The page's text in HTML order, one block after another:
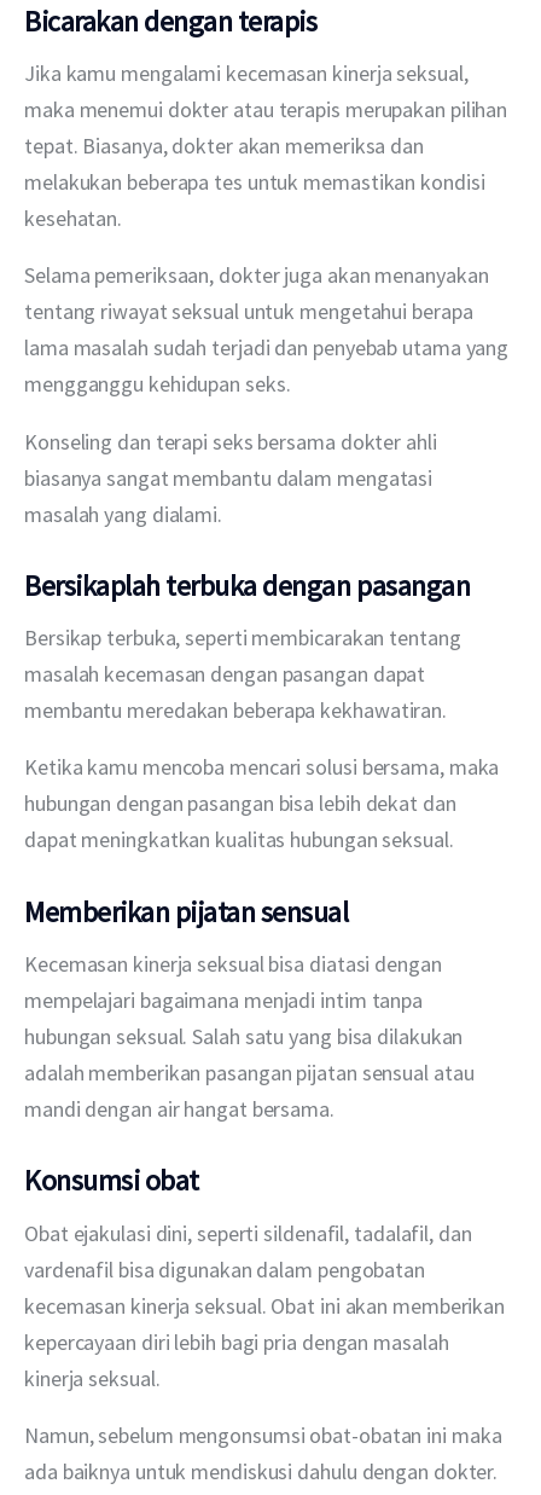
Bicarakan dengan terapis
Jika kamu mengalami kecemasan kinerja seksual,
maka menemui dokter atau terapis merupakan pilihan
tepat. Biasanya, dokter akan memeriksa dan
melakukan beberapa tes untuk memastikan kondisi
kesehatan.
Selama pemeriksaan, dokter juga akan menanyakan
tentang riwayat seksual untuk mengetahui berapa
lama masalah sudah terjadi dan penyebab utama yang
mengganggu kehidupan seks.
Konseling dan terapi seks bersama dokter ahli
biasanya sangat membantu dalam mengatasi
masalah yang dialami.
Bersikaplah terbuka dengan pasangan
Bersikap terbuka, seperti membicarakan tentang
masalah kecemasan dengan pasangan dapat
membantu meredakan beberapa kekhawatiran.
Ketika kamu mencoba mencari solusi bersama, maka
hubungan dengan pasangan bisa lebih dekat dan
dapat meningkatkan kualitas hubungan seksual.
Memberikan pijatan sensual
Kecemasan kinerja seksual bisa diatasi dengan
mempelajari bagaimana menjadi intim tanpa
hubungan seksual. Salah satu yang bisa dilakukan
adalah memberikan pasangan pijatan sensual atau
mandi dengan air hangat bersama.
Konsumsi obat
Obat ejakulasi dini, seperti sildenafil, tadalafil, dan
vardenafil bisa digunakan dalam pengobatan
kecemasan kinerja seksual. Obat ini akan memberikan
kepercayaan diri lebih bagi pria dengan masalah
kinerja seksual.
Namun, sebelum mengonsumsi obat-obatan ini maka
ada baiknya untuk mendiskusi dahulu dengan dokter.